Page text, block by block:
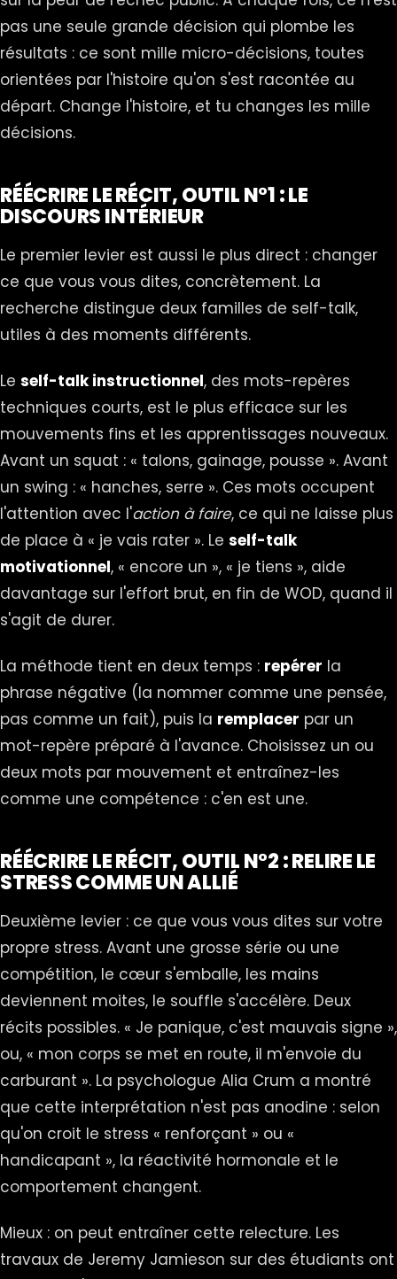
pas une seule grande décision qui plombe les
résultats : ce sont mille micro-décisions, toutes
orientées par l'histoire qu'on s'est racontée au
départ. Change l'histoire, et tu changes les mille
décisions.
RÉÉCRIRE LE RÉCIT, OUTIL N°1 : LE
DISCOURS INTÉRIEUR
Le premier levier est aussi le plus direct : changer
ce que vous vous dites, concrètement. La
recherche distingue deux familles de self-talk,
utiles à des moments différents.
Le self-talk instructionnel, des mots-repères
techniques courts, est le plus efficace sur les
mouvements fins et les apprentissages nouveaux.
Avant un squat : « talons, gainage, pousse ». Avant
un swing : « hanches, serre ». Ces mots occupent
l'attention avec l'action à faire, ce qui ne laisse plus
de place à « je vais rater ». Le self-talk
motivationnel, « encore un », « je tiens », aide
davantage sur l'effort brut, en fin de WOD, quand il
s'agit de durer.
La méthode tient en deux temps : repérer la
phrase négative (la nommer comme une pensée,
pas comme un fait), puis la remplacer par un
mot-repère préparé à l'avance. Choisissez un ou
deux mots par mouvement et entraînez-les
comme une compétence : c'en est une.
RÉÉCRIRE LE RÉCIT, OUTIL N°2 : RELIRE LE
STRESS COMME UN ALLIÉ
Deuxième levier : ce que vous vous dites sur votre
propre stress. Avant une grosse série ou une
compétition, le cœur s'emballe, les mains
deviennent moites, le souffle s'accélère. Deux
récits possibles. « Je panique, c'est mauvais signe »,
ou, « mon corps se met en route, il m'envoie du
carburant ». La psychologue Alia Crum a montré
que cette interprétation n'est pas anodine : selon
qu'on croit le stress « renforçant » ou «
handicapant », la réactivité hormonale et le
comportement changent.
Mieux : on peut entraîner cette relecture. Les
travaux de Jeremy Jamieson sur des étudiants ont